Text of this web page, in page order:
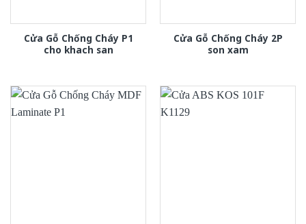
Cửa Gỗ Chống Cháy P1
cho khach san
Cửa Gỗ Chống Cháy 2P
son xam